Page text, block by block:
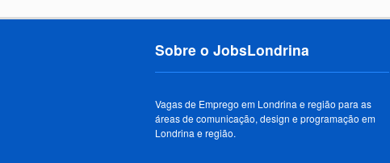
Sobre o JobsLondrina
Vagas de Emprego em Londrina e região para as
áreas de comunicação, design e programação em
Londrina e região.